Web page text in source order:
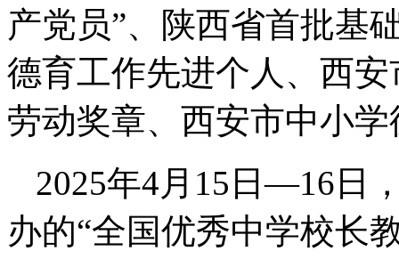
产党员”、陕西省首批基
德育工作先进个人、西
劳动奖章、西安市中小
2025年4月15日—16日
办的“全国优秀中学校长